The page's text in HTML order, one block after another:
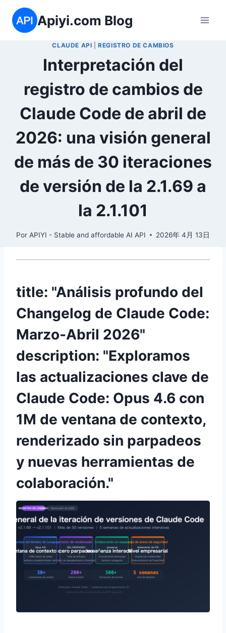
Saltar
contenido
Apiyi.com Blog
CLAUDE API |REGISTRO DE CAMBIOS
Interpretación del
registro de cambios de
Claude Code de abril de
2026: una visión general
de más de 30 iteraciones
de versión de la 2.1.69 a
la 2.1.101
Por APIYI - Stable and affordable AI API 2026年 4月 13日
title: "Análisis profundo del
Changelog de Claude Code:
Marzo-Abril 2026"
description: "Exploramos
las actualizaciones clave de
Claude Code: Opus 4.6 con
1M de ventana de contexto,
renderizado sin parpadeos
y nuevas herramientas de
colaboración."